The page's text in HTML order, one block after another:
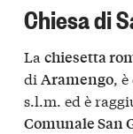
Chiesa di
La chiesetta
di Aramengo,
s.l.m. ed è
Comunale San